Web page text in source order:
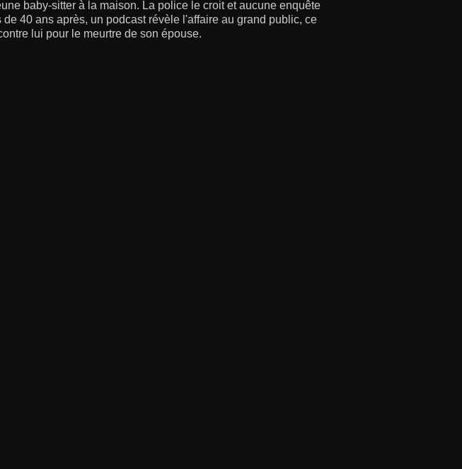
baby-sitter à la maison. La police le croit et aucune enquête
40 ans après, un podcast révèle l'affaire au grand public, ce
lui pour le meurtre de son épouse.